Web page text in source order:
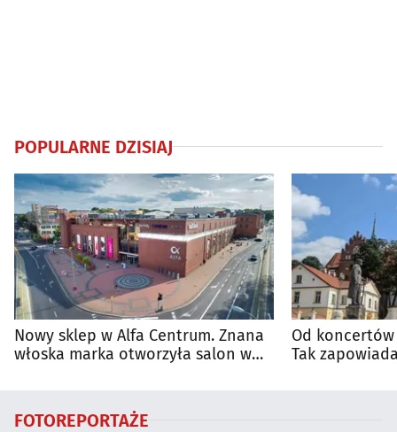
POPULARNE DZISIAJ
Nowy sklep w Alfa Centrum. Znana
włoska marka otworzyła salon w
Od
Tak
FOTOREPORTAŻE